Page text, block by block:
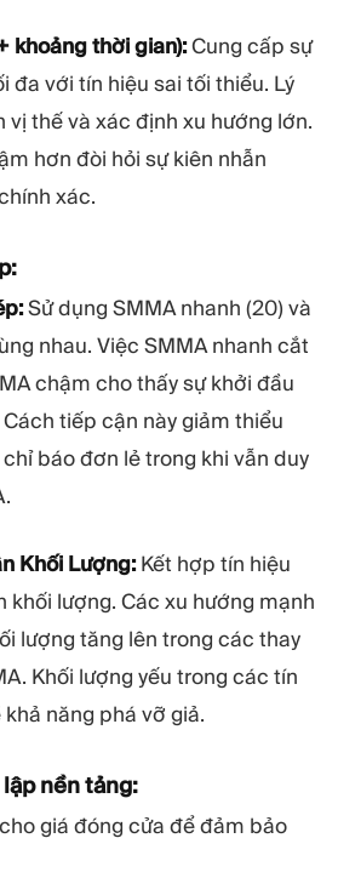
khoảng thời gian):Cung cấp sự
đa với tín hiệu sai tối thiểu. Lý
thế và xác định xu hướng lớn.
hơn đòi hỏi sự kiên nhẫn
xác.
Sử dụng SMMA nhanh (20) và
nhau. Việc SMMA nhanh cắt
chậm cho thấy sự khởi đầu
tiếp cận này giảm thiểu
báo đơn lẻ trong khi vẫn duy
Khối Lượng:Kết hợp tín hiệu
khối lượng. Các xu hướng mạnh
lượng tăng lên trong các thay
Khối lượng yếu trong các tín
năng phá vỡ giả.
nền tảng:
giá đóng cửa để đảm bảo